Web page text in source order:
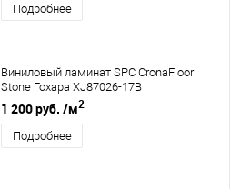
Подробнее
Виниловый ламинат SPC CronaFloor
Stone Гохара XJ87026-17B
1 200 руб. /м2
Подробнее